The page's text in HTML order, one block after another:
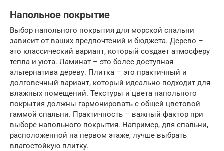
Напольное покрытие
Выбор напольного покрытия для морской спальни
зависит от ваших предпочтений и бюджета. Дерево –
это классический вариант, который создает атмосферу
тепла и уюта. Ламинат – это более доступная
альтернатива дереву. Плитка – это практичный и
долговечный вариант, который идеально подходит для
влажных помещений. Текстуры и цвета напольного
покрытия должны гармонировать с общей цветовой
гаммой спальни. Практичность – важный фактор при
выборе напольного покрытия. Например, для спальни,
расположенной на первом этаже, лучше выбрать
влагостойкую плитку.